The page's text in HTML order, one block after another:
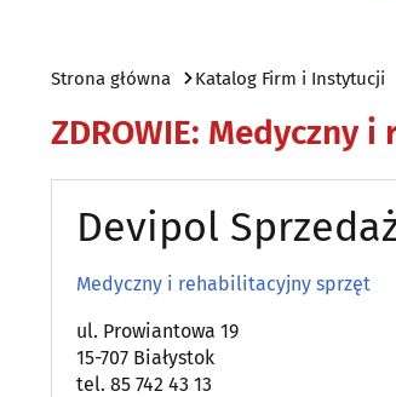
Strona główna Katalog Firm i Instytucji
ZDROWIE: Medyczny i
Devipol
Medyczny i rehabilitacyjny sprzęt
ul. Prowiantowa 19
15-707 Białystok
tel. 85 742 43 13